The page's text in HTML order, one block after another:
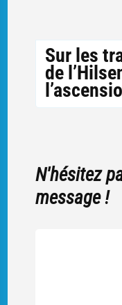
Sur les
de
N'hésitez
message !